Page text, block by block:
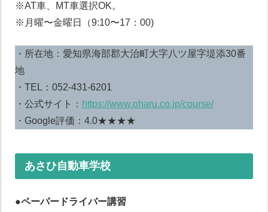
※AT車、MT車選択OK。
※月曜〜金曜日（9:10〜17：00)
・所在地：愛知県海部郡大治町大字八ツ屋字堤添30番
地
・TEL：052-431-6201
・公式サイト： https://www.oharu.co.jp/course/
・Google評価：4.0★★★★
あさひ自動車学校
●ペーパードライバー講習